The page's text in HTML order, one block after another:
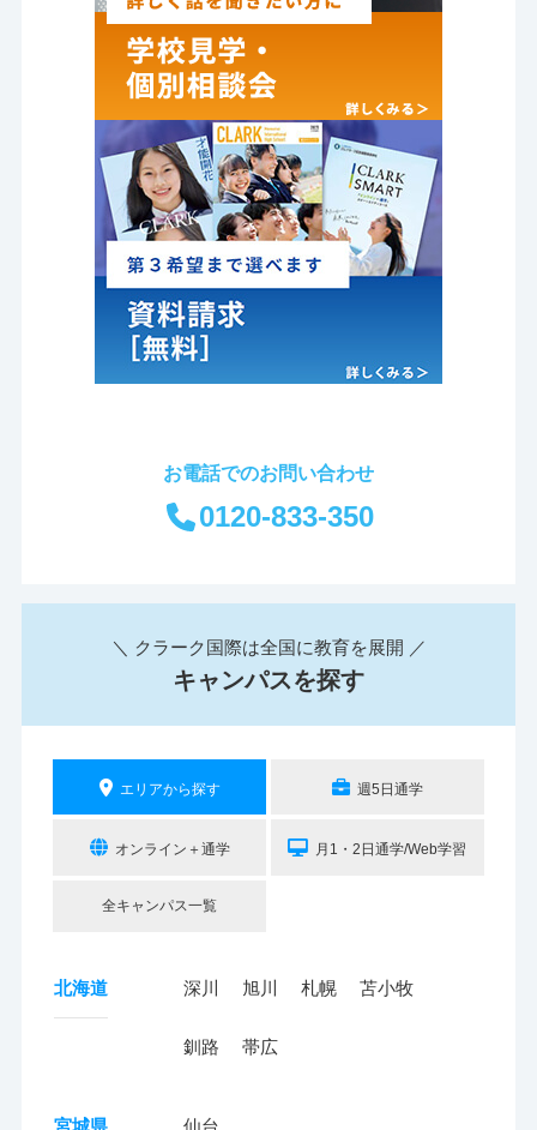
お電話でのお問い合わせ
0120-833-350
＼ クラーク国際は全国に教育を展開 ／
キャンパスを探す
エリアから探す 週5日通学
オンライン＋通学 月1・2日通学/Web学習
全キャンパス一覧
北海道 深川 旭川 札幌 苫小牧
釧路 帯広
宮城県 仙台